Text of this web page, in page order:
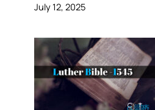
July 12, 2025